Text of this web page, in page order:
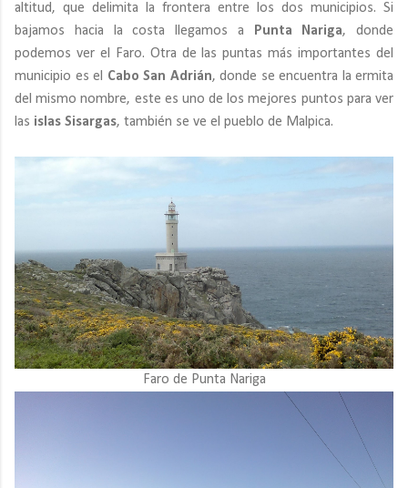
altitud, que delimita la frontera entre los dos municipios. Si
bajamos hacia la costa llegamos a
Punta Nariga, donde
podemos ver el Faro. Otra de las puntas más importantes del
municipio es el Cabo San Adrián, donde se encuentra la ermita
del mismo nombre, este es uno de los mejores puntos para ver
las islas Sisargas, también se ve el pueblo de Malpica.
Faro de Punta Nariga